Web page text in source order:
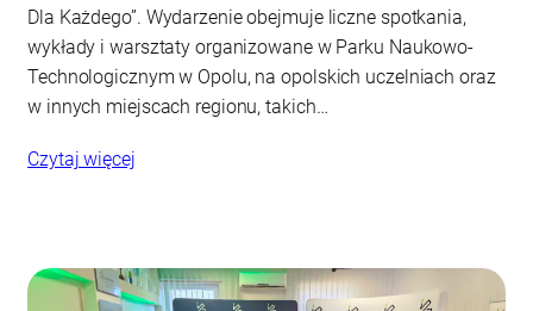
Dla Każdego”. Wydarzenie obejmuje liczne spotkania,
wykłady i warsztaty organizowane w Parku Naukowo-
Technologicznym w Opolu, na opolskich uczelniach oraz
w innych miejscach regionu, takich…
Czytaj więcej